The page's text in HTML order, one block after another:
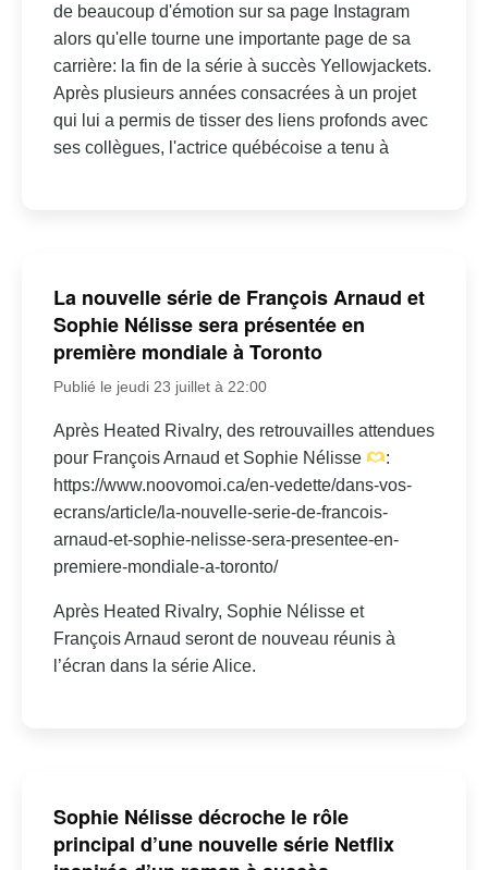
de beaucoup d'émotion sur sa page Instagram
alors qu'elle tourne une importante page de sa
carrière: la fin de la série à succès Yellowjackets.
Après plusieurs années consacrées à un projet
qui lui a permis de tisser des liens profonds avec
ses collègues, l'actrice québécoise a tenu à
La nouvelle série de François Arnaud et
Sophie Nélisse sera présentée en
première mondiale à Toronto
Publié le jeudi 23 juillet à 22:00
Après Heated Rivalry, des retrouvailles attendues
pour François Arnaud et Sophie Nélisse
:
https://www.noovomoi.ca/en-vedette/dans-vos-
ecrans/article/la-nouvelle-serie-de-francois-
arnaud-et-sophie-nelisse-sera-presentee-en-
premiere-mondiale-a-toronto/
Après Heated Rivalry, Sophie Nélisse et
François Arnaud seront de nouveau réunis à
l’écran dans la série Alice.
Sophie Nélisse décroche le rôle
principal d’une nouvelle série Netflix